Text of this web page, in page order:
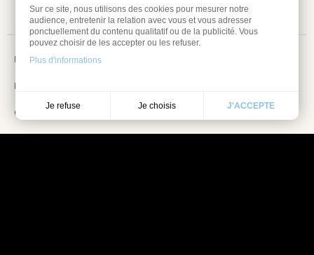
Sur ce site, nous utilisons des cookies pour mesurer notre
audience, entretenir la relation avec vous et vous adresser
ponctuellement du contenu qualitatif ou de la publicité. Vous
pouvez choisir de les accepter ou les refuser.
Plus d'informations
Je refuse Je choisis J'ACCEPTE
Mentions légales
Information sur les cookies
Conditions Générales de vente